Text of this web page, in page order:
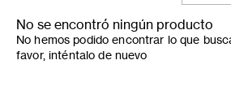
No se encontró ningún producto
No hemos podido encontrar lo que
favor, inténtalo de nuevo